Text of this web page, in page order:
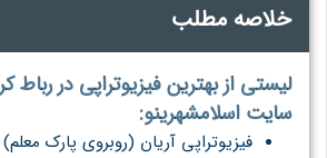
خلاصه مطلب
لیستی از بهترین فیزیوتراپی در رباط
سایت اسلامشهرینو:
فیزیوتراپی آریان (روبروی پارک معلم)